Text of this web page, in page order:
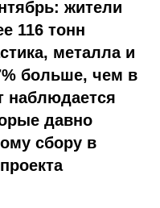
жители
116 тонн
металла и
больше, чем в
наблюдается
давно
сбору в